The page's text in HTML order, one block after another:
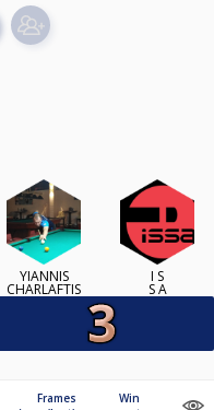
YIANNIS
CHARLAFTIS
I S
S A
Frames
Win